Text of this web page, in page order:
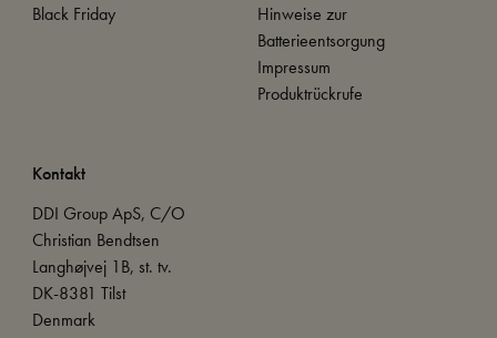
Black Friday
Hinweise zur
Batterieentsorgung
Impressum
Produktrückrufe
Kontakt
DDI Group ApS, C/O
Christian Bendtsen
Langhøjvej 1B, st. tv.
DK-8381 Tilst
Denmark